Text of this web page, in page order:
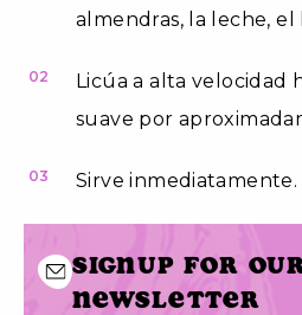
almendras, la leche, el
02
Licúa a alta velocidad
suave por
03 Sirve inmediatamente.
Signup for
newsletter